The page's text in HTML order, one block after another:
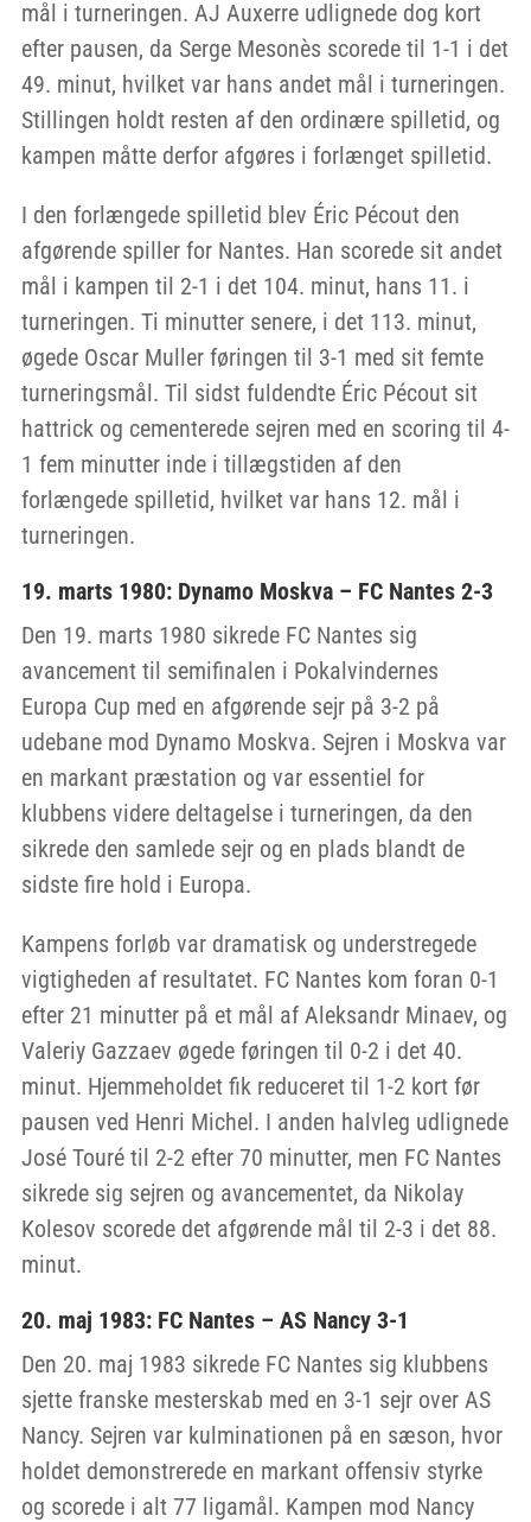
mål i turneringen. AJ Auxerre udlignede dog kort
efter pausen, da Serge Mesonès scorede til 1-1 i det
49. minut, hvilket var hans andet mål i turneringen.
Stillingen holdt resten af den ordinære spilletid, og
kampen måtte derfor afgøres i forlænget spilletid.
I den forlængede spilletid blev Éric Pécout den
afgørende spiller for Nantes. Han scorede sit andet
mål i kampen til 2-1 i det 104. minut, hans 11. i
turneringen. Ti minutter senere, i det 113. minut,
øgede Oscar Muller føringen til 3-1 med sit femte
turneringsmål. Til sidst fuldendte Éric Pécout sit
hattrick og cementerede sejren med en scoring til 4-
1 fem minutter inde i tillægstiden af den
forlængede spilletid, hvilket var hans 12. mål i
turneringen.
19. marts 1980: Dynamo Moskva – FC Nantes 2-3
Den 19. marts 1980 sikrede FC Nantes sig
avancement til semifinalen i Pokalvindernes
Europa Cup med en afgørende sejr på 3-2 på
udebane mod Dynamo Moskva. Sejren i Moskva var
en markant præstation og var essentiel for
klubbens videre deltagelse i turneringen, da den
sikrede den samlede sejr og en plads blandt de
sidste fire hold i Europa.
Kampens forløb var dramatisk og understregede
vigtigheden af resultatet. FC Nantes kom foran 0-1
efter 21 minutter på et mål af Aleksandr Minaev, og
Valeriy Gazzaev øgede føringen til 0-2 i det 40.
minut. Hjemmeholdet fik reduceret til 1-2 kort før
pausen ved Henri Michel. I anden halvleg udlignede
José Touré til 2-2 efter 70 minutter, men FC Nantes
sikrede sig sejren og avancementet, da Nikolay
Kolesov scorede det afgørende mål til 2-3 i det 88.
minut.
20. maj 1983: FC Nantes – AS Nancy 3-1
Den 20. maj 1983 sikrede FC Nantes sig klubbens
sjette franske mesterskab med en 3-1 sejr over AS
Nancy. Sejren var kulminationen på en sæson, hvor
holdet demonstrerede en markant offensiv styrke
og scorede i alt 77 ligamål. Kampen mod Nancy